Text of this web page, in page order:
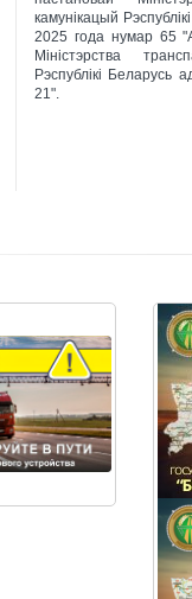
камунікацый
2025 года нумар 65
Міністэрства
Рэспублікі
21".